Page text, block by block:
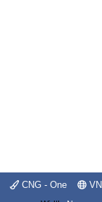
CNG - One VN